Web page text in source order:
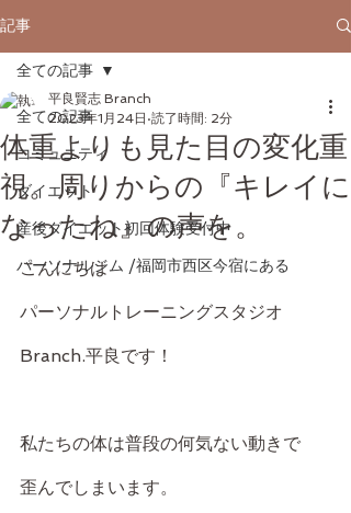
記事
全ての記事
コミュニティ
ダイエット
産後ダイエット初回体験受付中
パーソナルジム /福岡市西区今宿にある
全ての記事
体重よりも見た目の変化重
視。周りからの『キレイに
なったね』の声を。
平良賢志 Branch
2023年1月24日 読了時間: 2分
こんにちは
パーソナルトレーニングスタジオ
Branch.平良です！
私たちの体は普段の何気ない動きで
歪んでしまいます。